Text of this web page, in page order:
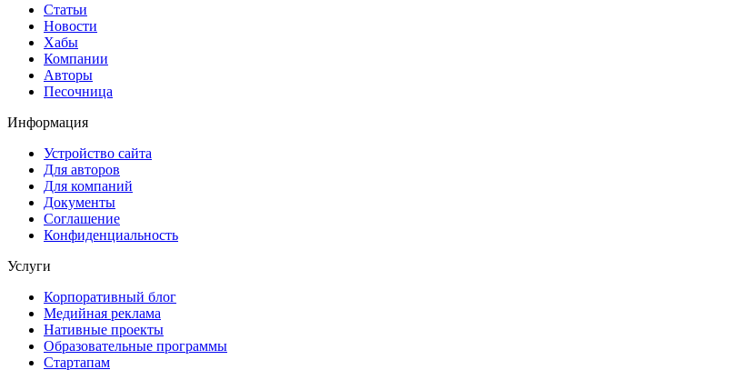
Статьи
Новости
Хабы
Компании
Авторы
Песочница
Информация
Устройство сайта
Для авторов
Для компаний
Документы
Соглашение
Конфиденциальность
Услуги
Корпоративный блог
Медийная реклама
Нативные проекты
Образовательные программы
Стартапам